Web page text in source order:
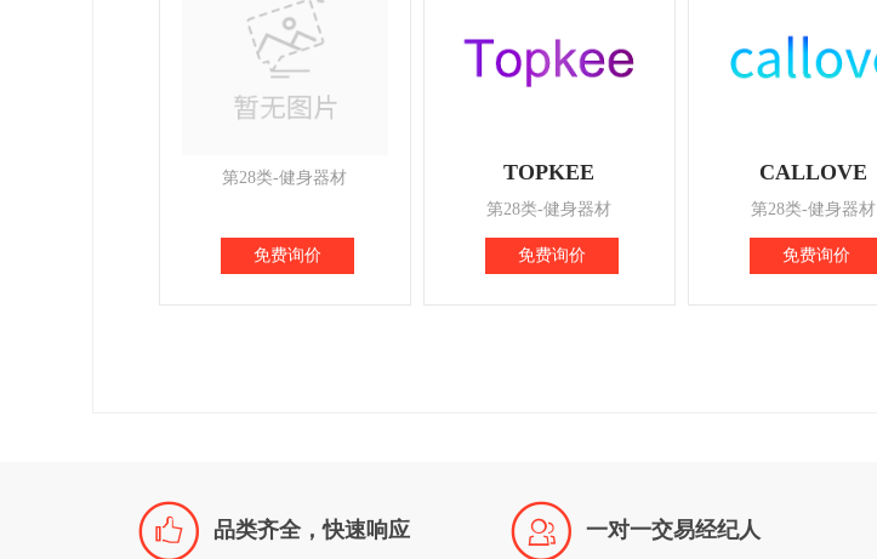
第28类-健身器材
免费询价
TOPKEE
第28类-健身器材
免费询价
CALLOVE
第28类-健身器材
免费询价
 品类齐全，快速响应  一对一交易经纪人